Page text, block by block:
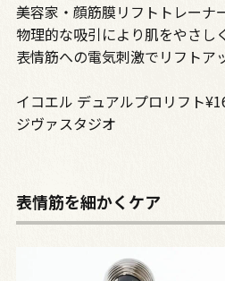
美容家・顔筋膜リフトトレーナ
物理的な吸引により肌をやさし
表情筋への電気刺激でリフトア
イコエル デュアルプロリフト
ジヴァスタジオ
表情筋を細かくケア